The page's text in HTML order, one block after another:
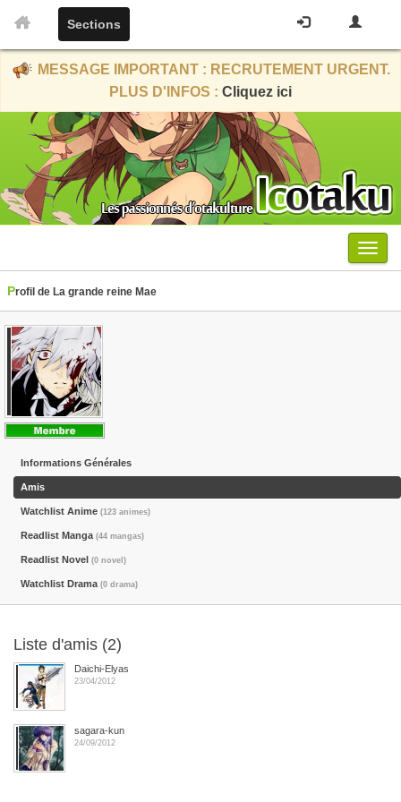
Sections
MESSAGE IMPORTANT : RECRUTEMENT URGENT.
PLUS D'INFOS : Cliquez ici
Menu
Profil de La grande reine Mae
Informations Générales
Amis
Watchlist Anime (123 animes)
Readlist Manga (44 mangas)
Readlist Novel (0 novel)
Watchlist Drama (0 drama)
Liste d'amis (2)
Daichi-Elyas
23/04/2012
sagara-kun
24/09/2012